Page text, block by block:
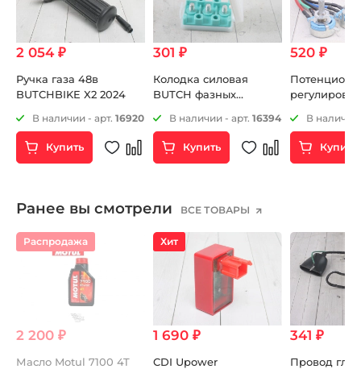
2 054 ₽
Ручка газа 48в
BUTCHBIKE X2 2024
В наличии - арт. 16920
Купить
301 ₽
Колодка силовая
BUTCH фазных
В наличии - арт. 16394
Купить
520 ₽
В наличии
Купить
Ранее вы смотрели ВСЕ ТОВАРЫ
Распродажа
2 200 ₽
Масло Motul 7100 4T
Хит
1 690 ₽
CDI Upower
341 ₽
Провод